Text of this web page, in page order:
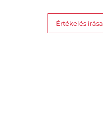
Értékelés írása